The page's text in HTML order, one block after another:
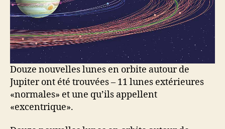
Douze nouvelles lunes en orbite autour de
Jupiter ont été trouvées – 11 lunes extérieures
«normales» et une qu’ils appellent
«excentrique».